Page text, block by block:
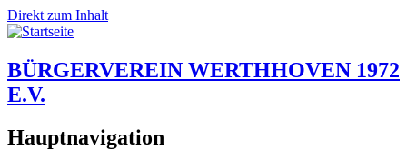
Direkt zum Inhalt
BÜRGERVEREIN WERTHHOVEN 1972
E.V.
Hauptnavigation